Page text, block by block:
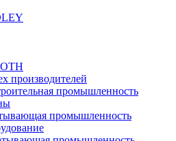
производителей
промышленность
промышленность